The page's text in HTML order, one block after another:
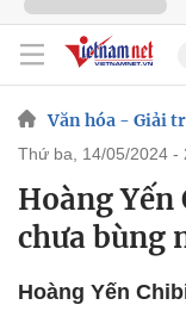
Văn hóa - Giải
thứ ba, 14/05/2024 -
Hoàng
chưa bùng
Hoàng Yến